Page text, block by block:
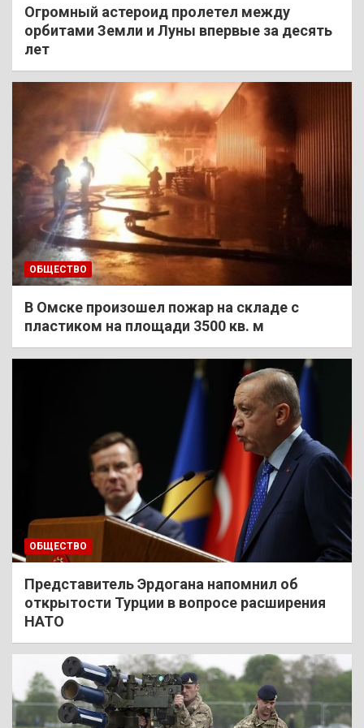
Огромный астероид пролетел между
орбитами Земли и Луны впервые за десять
лет
ОБЩЕСТВО
В Омске произошел пожар на складе с
пластиком на площади 3500 кв. м
ОБЩЕСТВО
Представитель Эрдогана напомнил об
открытости Турции в вопросе расширения
НАТО